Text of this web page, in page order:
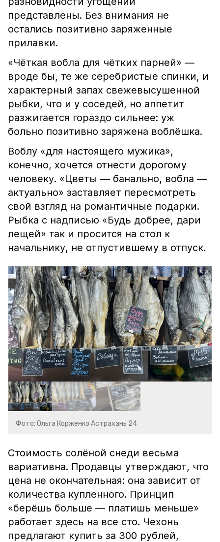
представлены. Без внимания не
остались позитивно заряженные
прилавки.
«Чёткая вобла для чётких парней» —
вроде бы, те же серебристые спинки, и
характерный запах свежевысушенной
рыбки, что и у соседей, но аппетит
разжигается гораздо сильнее: уж
больно позитивно заряжена воблёшка.
Воблу «для настоящего мужика»,
конечно, хочется отнести дорогому
человеку. «Цветы — банально, вобла —
актуально» заставляет пересмотреть
свой взгляд на романтичные подарки.
Рыбка с надписью «Будь добрее, дари
лещей» так и просится на стол к
начальнику, не отпустившему в отпуск.
Фото: Ольга Корженко Астрахань 24
Стоимость солёной снеди весьма
вариативна. Продавцы утверждают, что
цена не окончательная: она зависит от
количества купленного. Принцип
«берёшь больше — платишь меньше»
работает здесь на все сто. Чехонь
предлагают купить за 300 рублей,